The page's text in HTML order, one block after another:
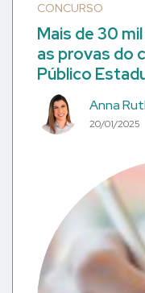
CONCURSO
Mais de 30
as provas do
Público
Anna
20/01/2025